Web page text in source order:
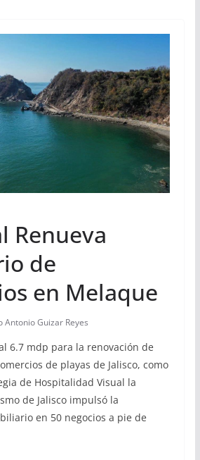
Renueva
de
en Melaque
Antonio Guizar Reyes
6.7 mdp para la renovación de
de playas de Jalisco, como
de Hospitalidad Visual la
de Jalisco impulsó la
en 50 negocios a pie de